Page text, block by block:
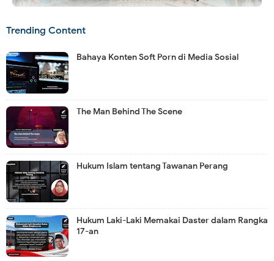
Trending Content
Bahaya Konten Soft Porn di Media Sosial
The Man Behind The Scene
Hukum Islam tentang Tawanan Perang
Hukum Laki-Laki Memakai Daster dalam Rangka
17-an